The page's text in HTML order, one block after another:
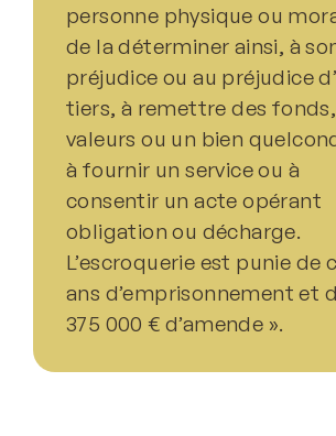
personne physique ou
de la déterminer ainsi, à
préjudice ou au préjudice
tiers, à remettre des
valeurs ou un bien
à fournir un service ou à
consentir un acte opérant
obligation ou décharge.
L’escroquerie est punie de
ans d’emprisonnement et
375 000 € d’amende ».